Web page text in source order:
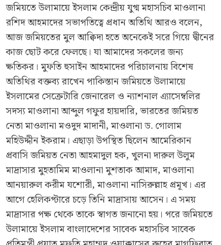
জমিয়তে উলামায়ে ইসলাম কেন্দ্রীয় যুগ্ম মহাসচিব মাওলানা
রশিদ আহমাদের সভাপতিত্বে প্রধান অতিথি আরও বলেন,
আজ জমিয়তের মুল আক্বিদা হতে অনেকেই সরে গিয়ে দ্বীনের
কাজ ছোট করে ফেলছে। যা আমাদের সকলের জন্য
ক্ষতিকর। মুফতি হুসাইন আহমাদের পরিচালনায় বিশেষ
অতিথির বক্তব্য রাখেন পাকিস্তান জমিয়তে উলামায়ে
ইসলামের সেক্রেটারি জেনারেল ও ন্যাশনাল এ্যাসেম্বলির
সদস্য মাওলানা আব্দুল গফুর হায়দারি, ভারতের জমিয়ত
নেতা মাওলানা মওদুদ মাদানী, মাওলানা ড. গোলাম
মহিউদ্দীন ইকরাম। এছাড়া উপস্থিত ছিলেন আমেরিকান
প্রবাসি জমিয়ত নেতা আহমাদুল হক, খুলনা দারুল উলুম
মাদ্রাসার মুহতামিম মাওলানা মুশতাক আমাদ, মাওলানা
আনয়ারুল করীম যশোরী, মাওলানা নাসিরুল্লাহ প্রমূখ। এর
আগে হেলিকপ্টারে চড়ে তিনি মাদ্রাসায় আসেন। এ সময়
মাদ্রাসার পক্ষ থেকে তাকে স্বাগত জনানো হয়। পরে জমিয়তে
উলামায়ে ইসলাম বাংলাদেশের সাবেক মহাসচিব সাবেক